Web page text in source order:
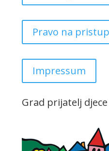
Pravo na pristup
Impressum
Grad prijatelj djece